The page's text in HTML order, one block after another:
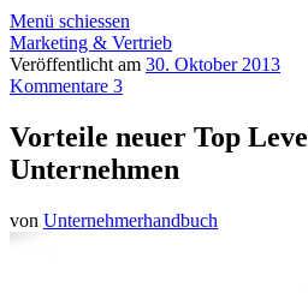
Menü schiessen
Marketing & Vertrieb
Veröffentlicht am 30. Oktober 2013
Kommentare 3
Vorteile neuer Top
Unternehmen
von Unternehmerhandbuch